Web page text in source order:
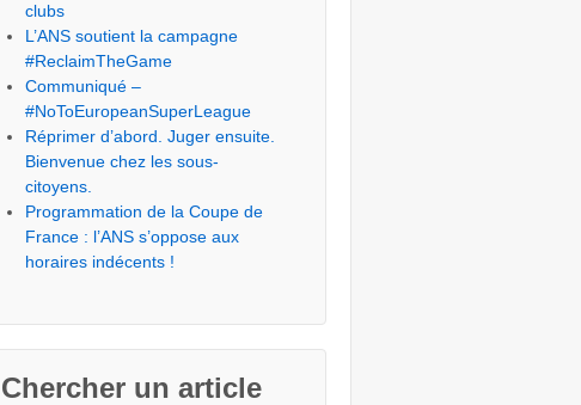
clubs
L’ANS soutient la campagne
#ReclaimTheGame
Communiqué –
#NoToEuropeanSuperLeague
Réprimer d’abord. Juger ensuite.
Bienvenue chez les sous-
citoyens.
Programmation de la Coupe de
France : l’ANS s’oppose aux
horaires indécents !
Chercher un article